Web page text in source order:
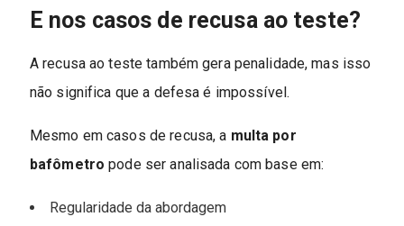
E nos casos de recusa ao teste?
A recusa ao teste também gera penalidade, mas isso
não significa que a defesa é impossível.
Mesmo em casos de recusa, a multa por
bafômetro pode ser analisada com base em:
Regularidade da abordagem